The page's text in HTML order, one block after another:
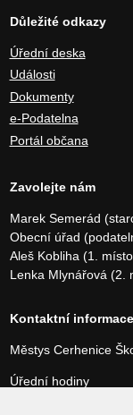
Důležité odkazy
Úřední deska
Události
Dokumenty
e-Podatelna
Portál občana
Zavolejte nám
Marek Semerád
Obecní úřad
Aleš Kobliha (1.
Lenka Mlynářová (2.
Kontaktní informace
Městys Cerhenice
Úřední hodiny